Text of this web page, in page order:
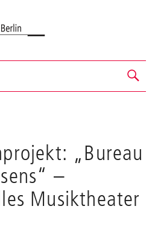
„Bureau
–
Musiktheater